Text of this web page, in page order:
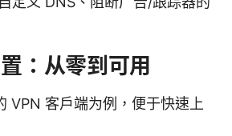
：从零到可用
VPN 客户端为例，便于快速上